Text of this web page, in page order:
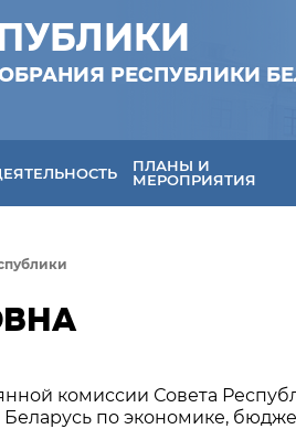
РЕСПУБЛИКИ
ПЛАНЫ И
МЕРОПРИЯТИЯ
комиссии Совета
по экономике,